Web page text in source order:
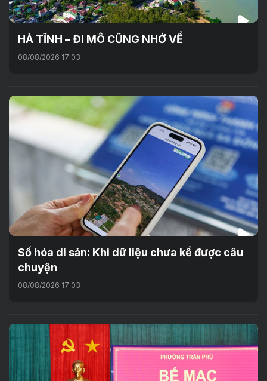
HÀ TĨNH – ĐI MÔ CŨNG NHỚ VỀ
08/08/2026 17:03
Số hóa di sản: Khi dữ liệu chưa kể được câu
chuyện
08/08/2026 17:03